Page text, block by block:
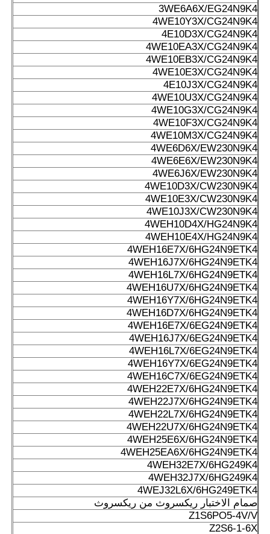
3WE6A6X/EG24N9K4
4WE10Y3X/CG24N9K4
4E10D3X/CG24N9K4
4WE10EA3X/CG24N9K4
4WE10EB3X/CG24N9K4
4WE10E3X/CG24N9K4
4E10J3X/CG24N9K4
4WE10U3X/CG24N9K4
4WE10G3X/CG24N9K4
4WE10F3X/CG24N9K4
4WE10M3X/CG24N9K4
4WE6D6X/EW230N9K4
4WE6E6X/EW230N9K4
4WE6J6X/EW230N9K4
4WE10D3X/CW230N9K4
4WE10E3X/CW230N9K4
4WE10J3X/CW230N9K4
4WEH10D4X/HG24N9K4
4WEH10E4X/HG24N9K4
4WEH16E7X/6HG24N9ETK4
4WEH16J7X/6HG24N9ETK4
4WEH16L7X/6HG24N9ETK4
4WEH16U7X/6HG24N9ETK4
4WEH16Y7X/6HG24N9ETK4
4WEH16D7X/6HG24N9ETK4
4WEH16E7X/6EG24N9ETK4
4WEH16J7X/6EG24N9ETK4
4WEH16L7X/6EG24N9ETK4
4WEH16Y7X/6EG24N9ETK4
4WEH16C7X/6EG24N9ETK4
4WEH22E7X/6HG24N9ETK4
4WEH22J7X/6HG24N9ETK4
4WEH22L7X/6HG24N9ETK4
4WEH22U7X/6HG24N9ETK4
4WEH25E6X/6HG24N9ETK4
4WEH25EA6X/6HG24N9ETK4
4WEH32E7X/6HG249K4
4WEH32J7X/6HG249K4
4WEJ32L6X/6HG249ETK4
صمام الاختبار ريكسروث من ريكسروث
Z1S6PO5-4V/V
Z2S6-1-6X